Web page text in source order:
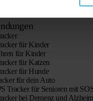
für Kinder
für Kinder
für Katzen
für Hunde
für dein Auto
Tracker für Senioren mit
bei Demenz und